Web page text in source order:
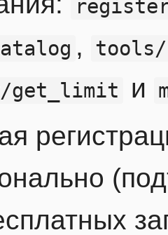
,
get_limit
и